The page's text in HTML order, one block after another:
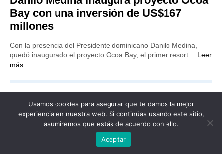
Bay con una inversión de US$167
millones
Con la presencia del Presidente dominicano Danilo Medina,
quedó inaugurado el proyecto Ocoa Bay, el primer resort… Leer
más
Usamos cookies para asegurar que te damos la mejor
experiencia en nuestra web. Si continúas usando este sitio,
asumiremos que estás de acuerdo con ello.
Aceptar
Publicidad Redacción Contacto
Todos los derechos reservados
Grupo Preferente